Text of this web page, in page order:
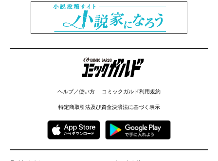
コミックガルド
ヘルプ／使い方 コミックガルド利用規約
特定商取引法及び資金決済法に基づく表示